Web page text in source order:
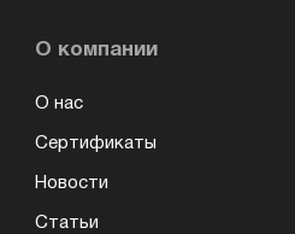
О компании
О нас
Сертификаты
Новости
Статьи